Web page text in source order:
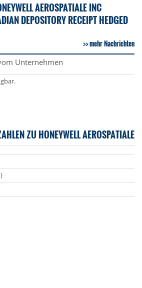
AEROSPATIALE INC
DEPOSITORY RECEIPT HEDGED
mehr Nachrichten
Unternehmen
ZU HONEYWELL AEROSPATIALE